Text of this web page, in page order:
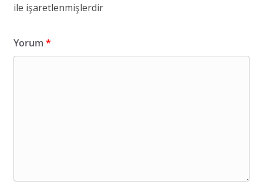
ile işaretlenmişlerdir
Yorum *